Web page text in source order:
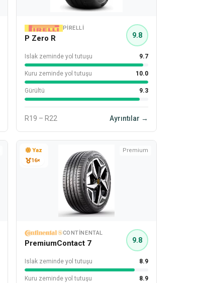
PIRELLI
P Zero R 9.8
Islak zeminde yol tutuşu 9.7
Kuru zeminde yol tutuşu 10.0
Gürültü 9.3
R19 – R22 Ayrıntılar →
Yaz
16×
Premium
CONTINENTAL
PremiumContact 7 9.8
Islak zeminde yol tutuşu 8.9
Kuru zeminde yol tutuşu 8.9